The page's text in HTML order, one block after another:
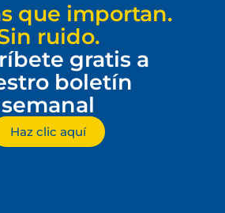
que importan.
ruido.
gratis a
boletín
semanal
Haz clic aquí